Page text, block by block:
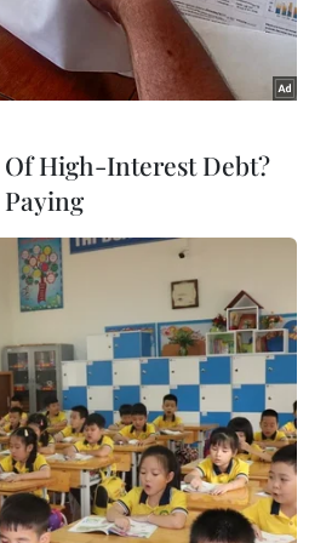
(Nguồn: AFP/TTXVN)
tại Tokyo, Bộ Y tế, Lao
Bản (MHLW) thông báo
những người gặp vấn đề
sau khi tiêm vaccine
High-Interest Debt?
Paying